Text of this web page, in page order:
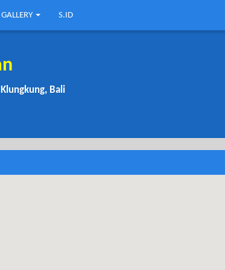
GALLERY S.ID
Bali